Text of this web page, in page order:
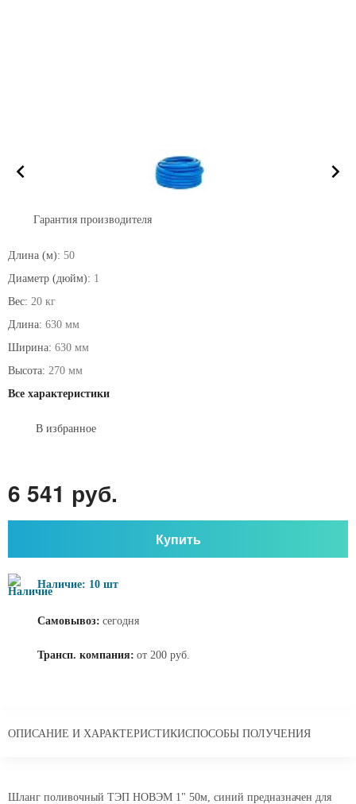
Гарантия производителя
Длина (м): 50
Диаметр (дюйм): 1
Вес: 20 кг
Длина: 630 мм
Ширина: 630 мм
Высота: 270 мм
Все характеристики
В избранное
6 541 руб.
Купить
Наличие: 10 шт
Самовывоз: сегодня
Трансп. компания: от 200 руб.
ОПИСАНИЕ И ХАРАКТЕРИСТИКИСПОСОБЫ ПОЛУЧЕНИЯ
Шланг поливочный ТЭП НОВЭМ 1" 50м, синий предназначен для